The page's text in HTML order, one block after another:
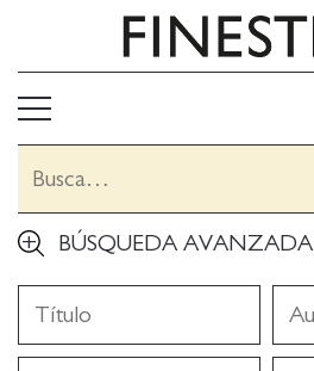
BÚSQUEDA AVANZADA